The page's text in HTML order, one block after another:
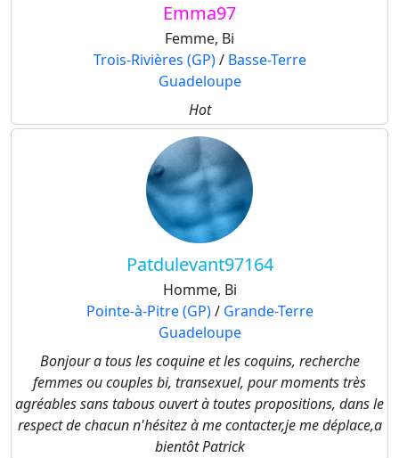
Emma97
Femme, Bi
Trois-Rivières (GP)/ Basse-Terre
Guadeloupe
Hot
Patdulevant97164
Homme, Bi
Pointe-à-Pitre (GP)/ Grande-Terre
Guadeloupe
Bonjour a tous les coquine et les coquins, recherche
femmes ou couples bi, transexuel, pour moments très
agréables sans tabous ouvert à toutes propositions, dans le
respect de chacun n'hésitez à me contacter,je me déplace,a
bientôt Patrick